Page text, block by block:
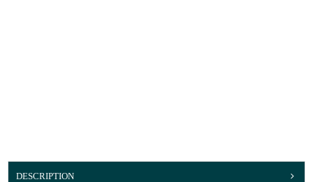
DESCRIPTION